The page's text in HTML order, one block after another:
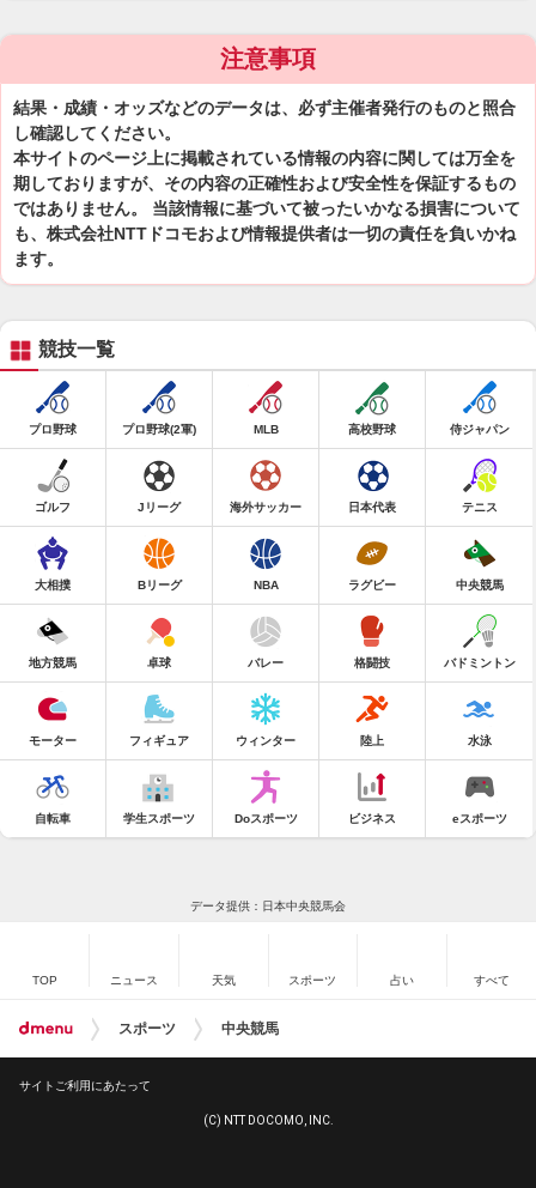
注意事項
結果・成績・オッズなどのデータは、必ず主催者発行のものと照合
し確認してください。
本サイトのページ上に掲載されている情報の内容に関しては万全を
期しておりますが、その内容の正確性および安全性を保証するもの
ではありません。 当該情報に基づいて被ったいかなる損害について
も、株式会社NTTドコモおよび情報提供者は一切の責任を負いかね
ます。
競技一覧
プロ野球 プロ野球(2軍) MLB 高校野球 侍ジャパン
ゴルフ Jリーグ 海外サッカー 日本代表 テニス
大相撲 Bリーグ NBA ラグビー 中央競馬
地方競馬 卓球 バレー 格闘技 バドミントン
モーター フィギュア ウィンター 陸上 水泳
自転車 学生スポーツ Doスポーツ ビジネス eスポーツ
データ提供：日本中央競馬会
TOP ニュース 天気 スポーツ 占い すべて
スポーツ 中央競馬
サイトご利用にあたって
(C) NTT DOCOMO, INC.